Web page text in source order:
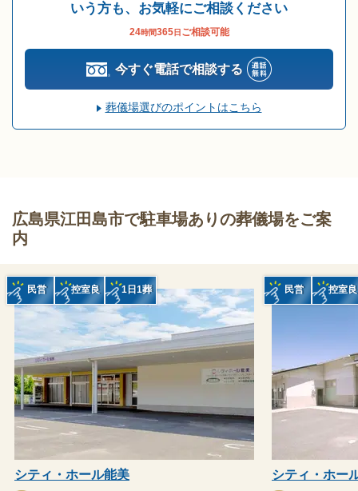
いう方も、お気軽にご相談ください
24時間365日 ご相談可能
今すぐ電話で相談する
葬儀場選びのポイントはこちら
広島県江田島市で駐車場ありの葬儀場をご案
内
シティ・ホール能美
民営 控室良 1日1葬
シティ・ホー
民営 控室良